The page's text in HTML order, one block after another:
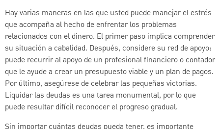
Hay varias maneras en las que usted puede manejar el estrés
que acompaña al hecho de enfrentar los problemas
relacionados con el dinero. El primer paso implica comprender
su situación a cabalidad. Después, considere su red de apoyo:
puede recurrir al apoyo de un profesional financiero o contador
que le ayude a crear un presupuesto viable y un plan de pagos.
Por último, asegúrese de celebrar las pequeñas victorias.
Liquidar las deudas es una tarea monumental, por lo que
puede resultar difícil reconocer el progreso gradual.